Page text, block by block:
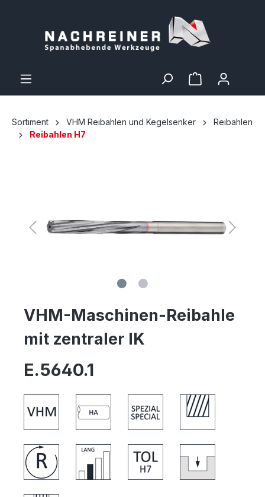
Sortiment VHM Reibahlen und Kegelsenker
Reibahlen
Reibahlen H7
VHM-Maschinen-Reibahle
mit zentraler IK
E.5640.1